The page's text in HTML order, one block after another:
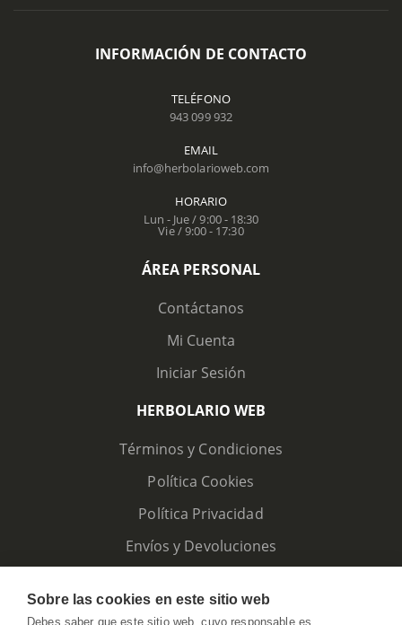
INFORMACIÓN DE CONTACTO
TELÉFONO
943 099 932
EMAIL
info@herbolarioweb.com
HORARIO
Lun - Jue / 9:00 - 18:30
Vie / 9:00 - 17:30
ÁREA PERSONAL
Contáctanos
Mi Cuenta
Iniciar Sesión
HERBOLARIO WEB
Términos y Condiciones
Política Cookies
Política Privacidad
Envíos y Devoluciones
Sobre las cookies en este sitio web
Debes saber que este sitio web, cuyo responsable es